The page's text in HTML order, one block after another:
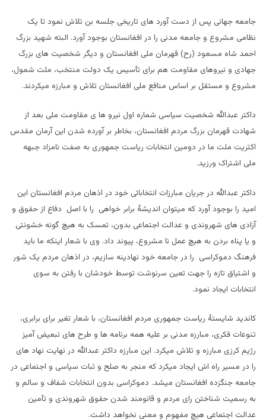
جامعه جهانی پس از دست آورد های تاریخی جلسه بن تلاش نمود تا یک
نظامی مشروع و جامعه مدنی را در افغانستان بوجود آورد. البته شهید بزرگ
احمد شاه مسعود (رح) قهرمان ملی افغانستان و دیگر شخصیت های بزرگ
جهادی و نیروهای مقاومت هم برای تآسیس یک دولت منتخب، ملت شمول،
مشروع و مستقل بر اساس منافع ملی افغانستان تلاش و مبارزه میکردند.
داکتر عبدالله شخصیت سیاسی شماره اول نیرو ها ی مقاومت ملی بعد از
شهادت قهرمان بزرگ مردم افغانستان، بخاطر بر آورده شدن این آرمان مقدس
اکثریت ملت ما در دومین انتخابات ریاست جمهوری به صفت نامزاد جبهه
ملی اشتراک ورزید.
داکتر عبدالله در جریان مبارزات انتخاباتی خود در اذهان مردم افغانستان این
امید را بوجود آورد که میتوان اندیشۀ برابر خواهی را با اصل دفاع از حقوق و
آزادی های شهروندی و عدالت اجتماعی بدون، تمسک به هیچ گونه خشونتی
و یا پناه بردن به هیچ عمل نا مشروع، پيوند داد. وی با شعار اینکه ما باید
فرهنگ دموکراسی را در جامعه خود نهادینه سازیم، در اذهان مردم یک شور
و اشتیاق تازه را جهت تعین سرنوشت توسط خودشان با رفتن به سوی
انتخابات ایجاد نمود.
کاندید شایستۀ ریاست جمهوری مردم افغانستان، با شعار تغیر برای برابری،
تنوعات فکری، مبارزه مدنی بر علیه همه برنامه ها و طرح های تبعیض آمیز
رژیم کرزی مبارزه و تلاش میکرد. این مبارزه داکتر عبدالله در نهایت نهاد های
را در مسیر راه اش ایجاد میکرد که منجر به صلح و ثبات سیاسی و اجتماعی در
جامعه جنگزده افغانستان میشد. دموکراسی بدون انتخابات شفاف و سالم و
به رسمیت شناختن رای مردم و قانومند شدن حقوق شهروندی و تآمین
عدالت اجتماعی هیچ مفهوم و معنی نخواهد داشت.